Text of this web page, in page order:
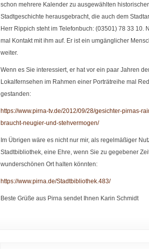
schon mehrere Kalender zu ausgewählten
Stadtgeschichte herausgebracht, die auch dem
Herr Rippich steht im Telefonbuch: (03501) 78 33 10.
mal Kontakt mit ihm auf. Er ist ein umgänglicher
weiter.
Wenn es Sie interessiert, er hat vor ein paar Jahren
Lokalfernsehen im Rahmen einer Porträtreihe mal
gestanden:
https://www.pirna-tv.de/2012/09/28/gesichter-pirnas-
braucht-neugier-und-stehvermogen/
Im Übrigen wäre es nicht nur mir, als regelmäßiger
Stadtbibliothek, eine Ehre, wenn Sie zu gegebener
wunderschönen Ort halten könnten:
https://www.pirna.de/Stadtbibliothek.483/
Beste Grüße aus Pirna sendet Ihnen Karin Schmidt